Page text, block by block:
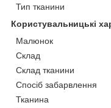
Тип тканини
Користувальницькі
Малюнок
Склад
Склад тканини
Спосіб забарвлення
Тканина